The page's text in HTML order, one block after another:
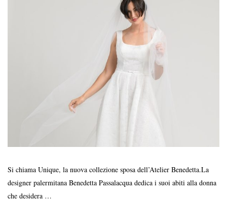
Si chiama Unique, la nuova collezione sposa dell’Atelier Benedetta.La
designer palermitana Benedetta Passalacqua dedica i suoi abiti alla donna
che desidera …